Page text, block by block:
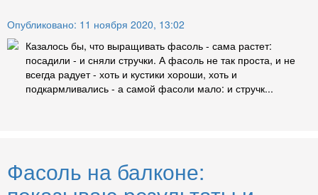
Опубликовано: 11 ноября 2020, 13:02
Казалось бы, что выращивать фасоль - сама растет:
посадили - и сняли стручки. А фасоль не так проста, и не
всегда радует - хоть и кустики хороши, хоть и
подкармливались - а самой фасоли мало: и стручк...
Фасоль на балконе: